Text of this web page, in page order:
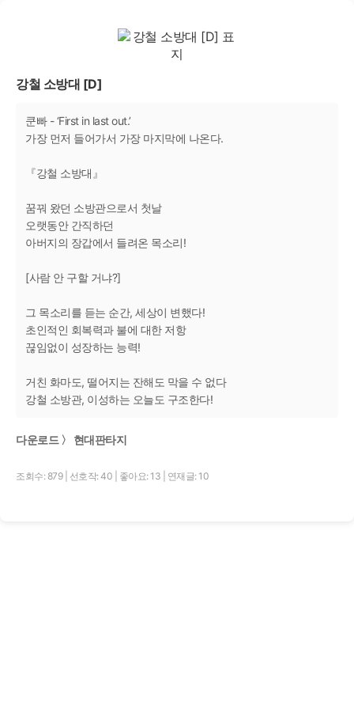
강철 소방대 [D]
쿤빠 - ‘First in last out.’
가장 먼저 들어가서 가장 마지막에 나온다.
『강철 소방대』
꿈꿔 왔던 소방관으로서 첫날
오랫동안 간직하던
아버지의 장갑에서 들려온 목소리!
[사람 안 구할 거냐?]
그 목소리를 듣는 순간, 세상이 변했다!
초인적인 회복력과 불에 대한 저항
끊임없이 성장하는 능력!
거친 화마도, 떨어지는 잔해도 막을 수 없다
강철 소방관, 이성하는 오늘도 구조한다!
다운로드 〉 현대판타지
조회수: 879 선호작: 40 좋아요: 13 연재글: 10